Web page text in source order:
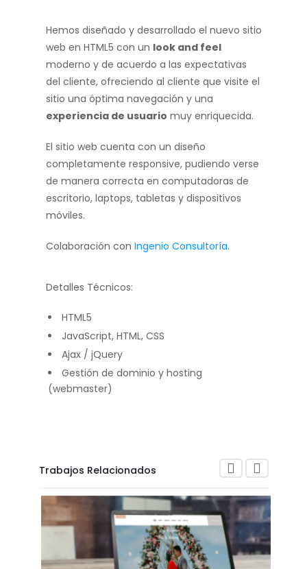
Hemos diseñado y desarrollado el nuevo sitio
web en HTML5 con un look and feel
moderno y de acuerdo a las expectativas
del cliente, ofreciendo al cliente que visite el
sitio una óptima navegación y una
experiencia de usuario muy enriquecida.
El sitio web cuenta con un diseño
completamente responsive, pudiendo verse
de manera correcta en computadoras de
escritorio, laptops, tabletas y dispositivos
móviles.
Colaboración con Ingenio Consultoría.
Detalles Técnicos:
HTML5
JavaScript, HTML, CSS
Ajax / jQuery
Gestión de dominio y hosting
(webmaster)
Trabajos Relacionados
20 Mayo